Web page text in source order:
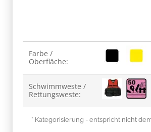
Produkteigenschaft
Wert
Farbe /
Oberfläche:
Schwimmweste /
Rettungsweste:
* Kategorisierung - entspricht nicht